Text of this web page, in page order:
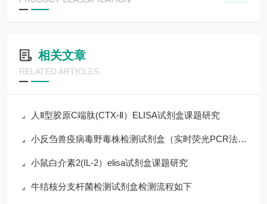
相关文章
RELATED ARTICLES
人Ⅱ型胶原C端肽(CTX-Ⅱ）ELISA试剂盒课题研究
小反刍兽疫病毒野毒株检测试剂盒（实时荧光PCR法）说明书
小鼠白介素2(IL-2）elisa试剂盒课题研究
牛结核分支杆菌检测试剂盒检测流程如下